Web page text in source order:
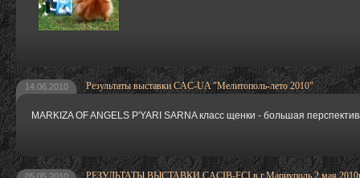
14.06.2010 Результаты выставки CAC-UA "Мелитополь-лето 2010"
MARKIZA OF ANGELS P'YARI SARNA класс щенки - большая
05.05.2010 РЕЗУЛЬТАТЫ ВЫСТАВКИ CACIB-FCI в г.Мариуполь 2 мая